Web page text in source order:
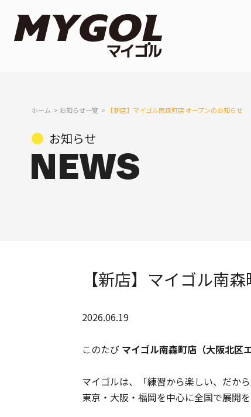
ホーム お知らせ一覧 【新店】マイゴル南森町店 オープンのお知らせ
お知らせ
【新店】マイゴル南
2026.06.19
このたび マイゴル南森町店（大阪北区エ
マイゴルは、「練習から楽しい、だか
東京・大阪・福岡を中心に全国で展開を